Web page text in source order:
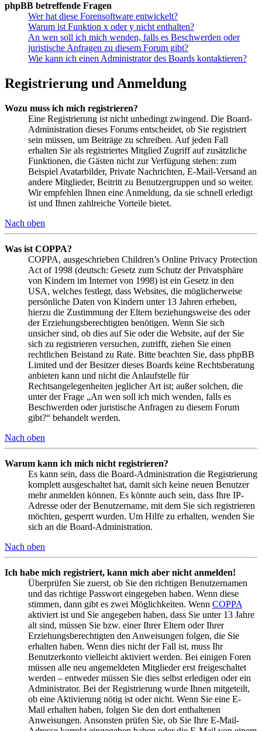
phpBB betreffende Fragen
Wer hat diese Forensoftware entwickelt?
Warum ist Funktion x oder y nicht enthalten?
An wen soll ich mich wenden, falls es Beschwerden oder
juristische Anfragen zu diesem Forum gibt?
Wie kann ich einen Administrator des Boards kontaktieren?
Registrierung und Anmeldung
Wozu muss ich mich registrieren?
Eine Registrierung ist nicht unbedingt zwingend. Die Board-
Administration dieses Forums entscheidet, ob Sie registriert
sein müssen, um Beiträge zu schreiben. Auf jeden Fall
erhalten Sie als registriertes Mitglied Zugriff auf zusätzliche
Funktionen, die Gästen nicht zur Verfügung stehen: zum
Beispiel Avatarbilder, Private Nachrichten, E-Mail-Versand an
andere Mitglieder, Beitritt zu Benutzergruppen und so weiter.
Wir empfehlen Ihnen eine Anmeldung, da sie schnell erledigt
ist und Ihnen zahlreiche Vorteile bietet.
Nach oben
Was ist COPPA?
COPPA, ausgeschrieben Children’s Online Privacy Protection
Act of 1998 (deutsch: Gesetz zum Schutz der Privatsphäre
von Kindern im Internet von 1998) ist ein Gesetz in den
USA, welches festlegt, dass Websites, die möglicherweise
persönliche Daten von Kindern unter 13 Jahren erheben,
hierzu die Zustimmung der Eltern beziehungsweise des oder
der Erziehungsberechtigten benötigen. Wenn Sie sich
unsicher sind, ob dies auf Sie oder die Website, auf der Sie
sich zu registrieren versuchen, zutrifft, ziehen Sie einen
rechtlichen Beistand zu Rate. Bitte beachten Sie, dass phpBB
Limited und der Besitzer dieses Boards keine Rechtsberatung
anbieten kann und nicht die Anlaufstelle für
Rechtsangelegenheiten jeglicher Art ist; außer solchen, die
unter der Frage „An wen soll ich mich wenden, falls es
Beschwerden oder juristische Anfragen zu diesem Forum
gibt?“ behandelt werden.
Nach oben
Warum kann ich mich nicht registrieren?
Es kann sein, dass die Board-Administration die Registrierung
komplett ausgeschaltet hat, damit sich keine neuen Benutzer
mehr anmelden können. Es könnte auch sein, dass Ihre IP-
Adresse oder der Benutzername, mit dem Sie sich registrieren
möchten, gesperrt wurden. Um Hilfe zu erhalten, wenden Sie
sich an die Board-Administration.
Nach oben
Ich habe mich registriert, kann mich aber nicht anmelden!
Überprüfen Sie zuerst, ob Sie den richtigen Benutzernamen
und das richtige Passwort eingegeben haben. Wenn diese
stimmen, dann gibt es zwei Möglichkeiten. Wenn COPPA
aktiviert ist und Sie angegeben haben, dass Sie unter 13 Jahre
alt sind, müssen Sie bzw. einer Ihrer Eltern oder Ihrer
Erziehungsberechtigten den Anweisungen folgen, die Sie
erhalten haben. Wenn dies nicht der Fall ist, muss Ihr
Benutzerkonto vielleicht aktiviert werden. Bei einigen Foren
müssen alle neu angemeldeten Mitglieder erst freigeschaltet
werden – entweder müssen Sie dies selbst erledigen oder ein
Administrator. Bei der Registrierung wurde Ihnen mitgeteilt,
ob eine Aktivierung nötig ist oder nicht. Wenn Sie eine E-
Mail erhalten haben, folgen Sie den dort enthaltenen
Anweisungen. Ansonsten prüfen Sie, ob Sie Ihre E-Mail-